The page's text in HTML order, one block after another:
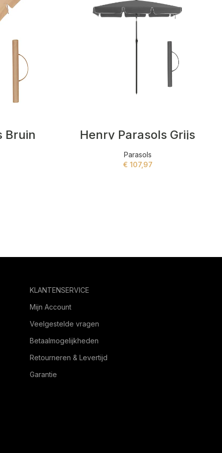
Bruin Henry Parasols Grijs
Parasols
€ 107,97
KLANTENSERVICE
Mijn Account
Veelgestelde vragen
Betaalmogelijkheden
Retourneren & Levertijd
Garantie